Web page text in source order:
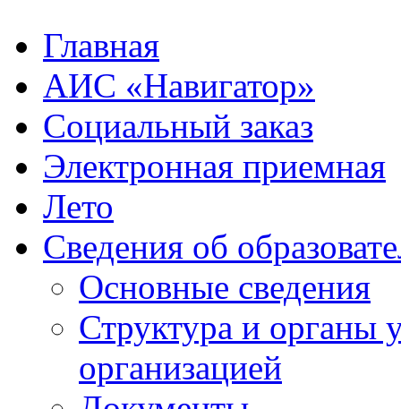
Главная
АИС «Навигатор»
Социальный заказ
Электронная приемная
Лето
Сведения об
Основные сведения
Структура и органы
организацией